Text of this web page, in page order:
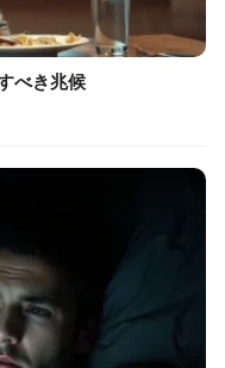
べき兆候